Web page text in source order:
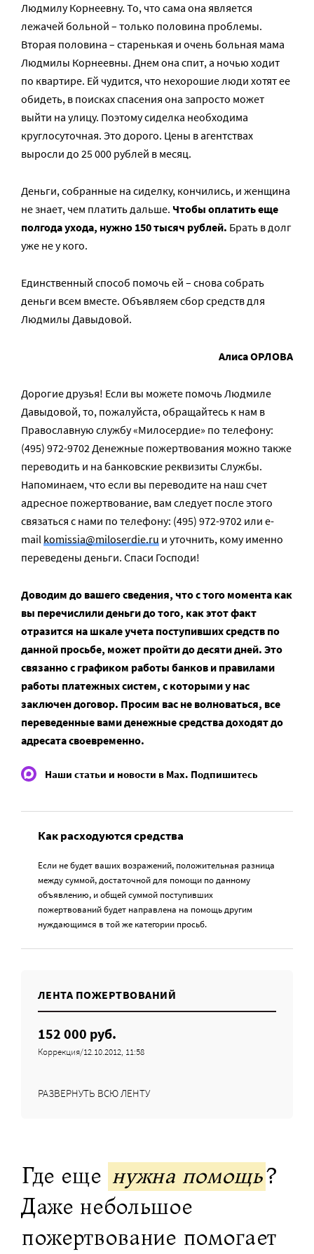
Людмилу Корнеевну. То, что сама она является
лежачей больной – только половина проблемы.
Вторая половина – старенькая и очень больная мама
Людмилы Корнеевны. Днем она спит, а ночью ходит
по квартире. Ей чудится, что нехорошие люди хотят ее
обидеть, в поисках спасения она запросто может
выйти на улицу. Поэтому сиделка необходима
круглосуточная. Это дорого. Цены в агентствах
выросли до 25 000 рублей в месяц.
Деньги, собранные на сиделку, кончились, и женщина
не знает, чем платить дальше. Чтобы оплатить еще
полгода ухода, нужно 150 тысяч рублей. Брать в долг
уже не у кого.
Единственный способ помочь ей – снова собрать
деньги всем вместе. Объявляем сбор средств для
Людмилы Давыдовой.
Алиса ОРЛОВА
Дорогие друзья! Если вы можете помочь Людмиле
Давыдовой, то, пожалуйста, обращайтесь к нам в
Православную службу «Милосердие» по телефону:
(495) 972-9702 Денежные пожертвования можно также
переводить и на банковские реквизиты Службы.
Напоминаем, что если вы переводите на наш счет
адресное пожертвование, вам следует после этого
связаться с нами по телефону: (495) 972-9702 или e-
mailkomissia@miloserdie.ru и уточнить, кому именно
переведены деньги. Спаси Господи!
Доводим до вашего сведения, что с того момента как
вы перечислили деньги до того, как этот факт
отразится на шкале учета поступивших средств по
данной просьбе, может пройти до десяти дней. Это
связанно с графиком работы банков и правилами
работы платежных систем, с которыми у нас
заключен договор. Просим вас не волноваться, все
переведенные вами денежные средства доходят до
адресата своевременно.
Наши статьи и новости в Max. Подпишитесь
Как расходуются средства
Если не будет ваших возражений, положительная разница
между суммой, достаточной для помощи по данному
объявлению, и общей суммой поступивших
пожертвований будет направлена на помощь другим
нуждающимся в той же категории просьб.
ЛЕНТА ПОЖЕРТВОВАНИЙ
152 000 руб.
Коррекция/12.10.2012, 11:58
РАЗВЕРНУТЬ ВСЮ ЛЕНТУ
Где еще нужна помощь?
Даже небольшое
пожертвование помогает